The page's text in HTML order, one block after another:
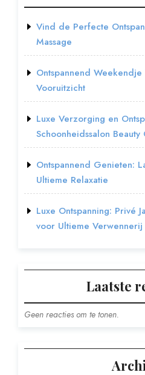
Vind de Perfecte
Massage
Ontspannend
Vooruitzicht
Luxe Verzorging en
Schoonheidssalon Beauty
Ontspannend Genieten:
Ultieme Relaxatie
Luxe Ontspanning: Privé
voor Ultieme Verwennerij
Laatste
Geen reacties om te tonen.